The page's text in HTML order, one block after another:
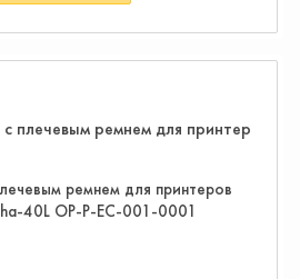
ремнем для принтеров
40L OP-P-EC-001-0001